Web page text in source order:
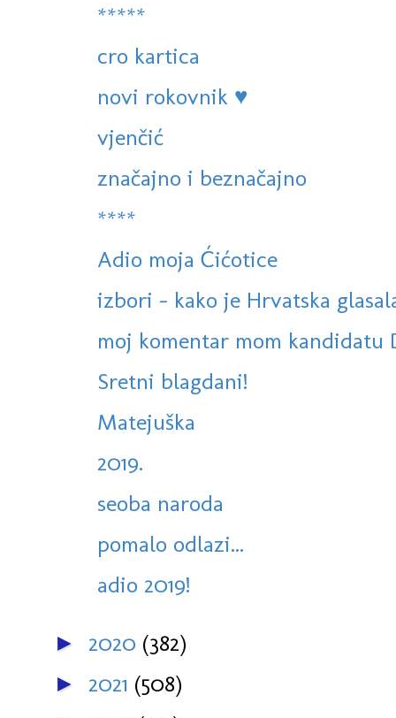
*****
cro kartica
novi rokovnik ♥
vjenčić
značajno i beznačajno
****
Adio moja Ćićotice
izbori - kako je Hrvatska
moj komentar mom kandidatu
Sretni blagdani!
Matejuška
2019.
seoba naroda
pomalo odlazi...
adio 2019!
► 2020 (382)
► 2021 (508)